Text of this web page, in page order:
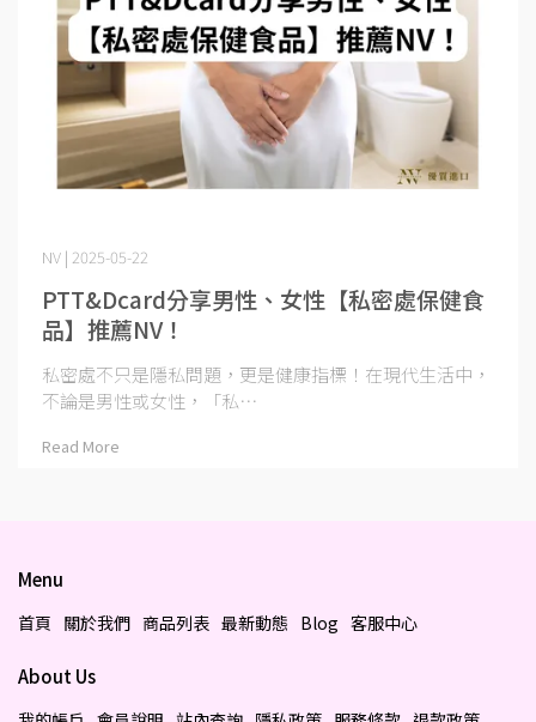
PTT&Dcard分享男性、女性【私密處保健食
品】推薦NV！
NV | 2025-05-22
私密處不只是隱私問題，更是健康指標！在現代生活中，
不論是男性或女性，「私⋯
Read More
Menu
首頁 關於我們 商品列表 最新動態 Blog 客服中心
About Us